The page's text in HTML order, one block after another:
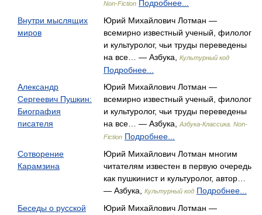
Non-Fiction Подробнее...
Внутри мыслящих
миров
Юрий Михайлович Лотман —
всемирно известный ученый, филолог
и культуролог, чьи труды переведены
на все… — Азбука,
Культурный код
Подробнее...
Александр
Сергеевич Пушкин:
Биография
писателя
Юрий Михайлович Лотман —
всемирно известный ученый, филолог
и культуролог, чьи труды переведены
на все… — Азбука,
Азбука-Классика. Non-
Fiction Подробнее...
Сотворение
Карамзина
Юрий Михайлович Лотман многим
читателям известен в первую очередь
как пушкинист и культуролог, автор…
— Азбука,
Культурный код Подробнее...
Беседы о русской
Юрий Михайлович Лотман —